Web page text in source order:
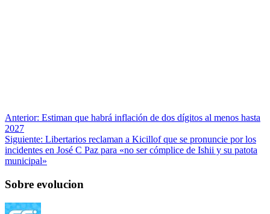
Anterior: Estiman que habrá inflación de dos dígitos al menos hasta
2027
Siguiente: Libertarios reclaman a Kicillof que se pronuncie por los
incidentes en José C Paz para «no ser cómplice de Ishii y su patota
municipal»
Sobre evolucion